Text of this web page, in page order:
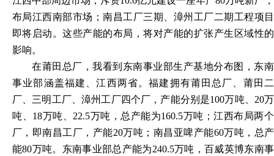
布局江西南部市场；南昌工厂三期、漳州工厂二期工程项目
即将启动。这些产能的布局，将对产能的扩张产生区域性的
影响。
在莆田总厂，我看到东南事业部生产基地分布图，东南
事业部涵盖福建、江西两省。福建拥有莆田总厂、莆田二
厂、三明工厂、漳州工厂四个厂，产能分别是100万吨、20万
吨、18万吨、22.5万吨，总产能为160.5万吨；江西布局两个
厂，即南昌工厂，产能20万吨；南昌亚啤产能60万吨，总产
能80万吨。东南事业部总产能为240.5万吨，百威英博东南事